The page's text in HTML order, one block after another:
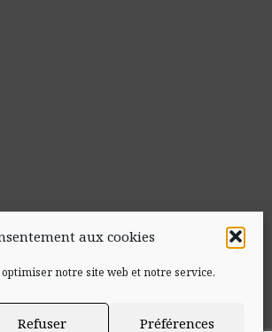
aux cookies
notre site web et notre service.
Refuser Préférences